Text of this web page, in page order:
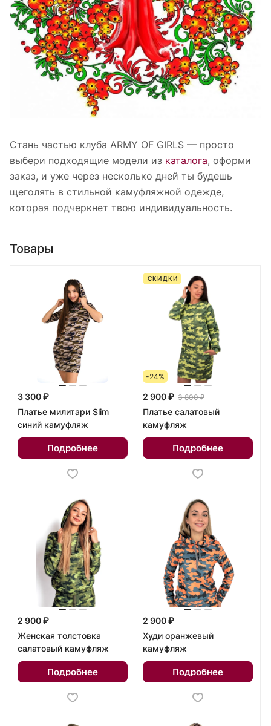
Стань частью клуба ARMY OF GIRLS — просто
выбери подходящие модели из каталога, оформи
заказ, и уже через несколько дней ты будешь
щеголять в стильной камуфляжной одежде,
которая подчеркнет твою индивидуальность.
Товары
3 300 ₽
Платье милитари Slim
синий камуфляж
Подробнее
СКИДКИ
-24%
2 900 ₽ 3 800 ₽
Платье салатовый
камуфляж
Подробнее
2 900 ₽
Женская толстовка
салатовый камуфляж
Подробнее
2 900 ₽
Худи оранжевый
камуфляж
Подробнее